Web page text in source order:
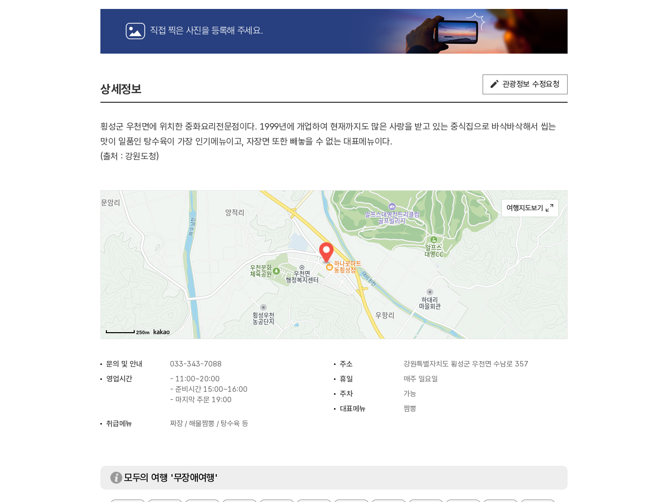
직접 찍은 사진을 등록해 주세요.
상세정보 관광정보 수정요청
횡성군 우천면에 위치한 중화요리전문점이다. 1999년에 개업하여 현재까지도 많은 사랑을 받고 있는 중식집으로 바삭바삭해서 씹는
맛이 일품인 탕수육이 가장 인기메뉴이고, 자장면 또한 빼놓을 수 없는 대표메뉴이다.
(출처 : 강원도청)
250m
문의 및 안내 033-343-7088 주소
강원특별자치도 횡성군 우천면 수남로 357
영업시간
- 11:00~20:00
- 준비시간 15:00~16:00
- 마지막 주문 19:00
휴일
매주 일요일
주차
가능
대표메뉴
짬뽕
취급메뉴
짜장 / 해물짬뽕 / 탕수육 등
모두의 여행 '무장애여행'